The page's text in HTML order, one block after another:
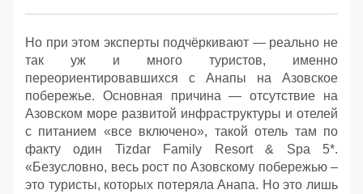
Но при этом эксперты подчёркивают — реально не
так уж и много туристов, именно
переориентировавшихся с Анапы на Азовское
побережье. Основная причина — отсутствие на
Азовском море развитой инфраструктуры и отелей
с питанием «все включено», такой отель там по
факту один Tizdar Family Resort & Spa 5*.
«Безусловно, весь рост по Азовскому побережью –
это туристы, которых потеряла Анапа. Но это лишь